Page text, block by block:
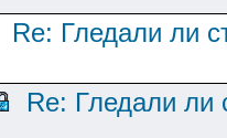
Re: Гледали ли
Re: Гледали ли